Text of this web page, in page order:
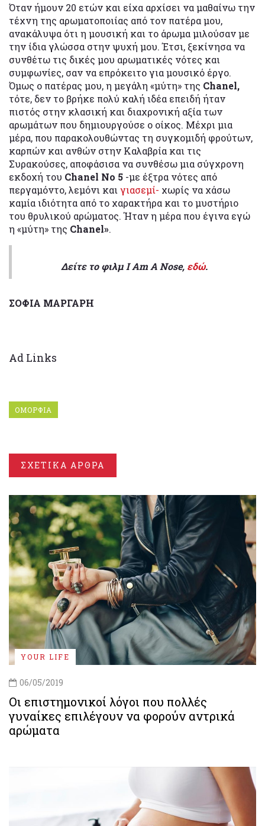
Όταν ήμουν 20 ετών και είχα αρχίσει να μαθαίνω την
τέχνη της αρωματοποιίας από τον πατέρα μου,
ανακάλυψα ότι η μουσική και το άρωμα μιλούσαν με
την ίδια γλώσσα στην ψυχή μου. Έτσι, ξεκίνησα να
συνθέτω τις δικές μου αρωματικές νότες και
συμφωνίες, σαν να επρόκειτο για μουσικό έργο.
Όμως ο πατέρας μου, η μεγάλη «μύτη» της Chanel,
τότε, δεν το βρήκε πολύ καλή ιδέα επειδή ήταν
πιστός στην κλασική και διαχρονική αξία των
αρωμάτων που δημιουργούσε ο οίκος. Μέχρι μια
μέρα, που παρακολουθώντας τη συγκομιδή φρούτων,
καρπών και ανθών στην Καλαβρία και τις
Συρακούσες, αποφάσισα να συνθέσω μια σύγχρονη
εκδοχή του Chanel No 5 -με έξτρα νότες από
περγαμόντο, λεμόνι και γιασεμί- χωρίς να χάσω
καμία ιδιότητα από το χαρακτήρα και το μυστήριο
του θρυλικού αρώματος. Ήταν η μέρα που έγινα εγώ
η «μύτη» της Chanel».
Δείτε το φιλμ I Am A Nose, εδώ.
ΣΟΦΙΑ ΜΑΡΓΑΡΗ
Ad Links
ΟΜΟΡΦΙΑ
ΣΧΕΤΙΚΑ ΑΡΘΡΑ
YOUR LIFE
06/05/2019
Οι επιστημονικοί λόγοι που πολλές
γυναίκες επιλέγουν να φορούν αντρικά
αρώματα